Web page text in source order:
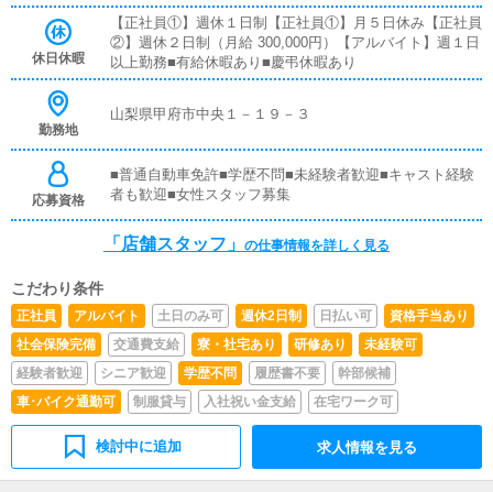
アルや、先輩スタッフに付いて業務内容を見ながら徐々に
覚えていただきますので、未経験の方でも安心して働けま
す。■企画の立案店舗イベントや店舗運営など様々な企画
を提案していただきます。【新規のお客様の増加】【お客
など、売上UPに繋がる施策の提案を行っていただきま
の方が稼げるようにインターネットを使ったPR（写メ日
記）などの使い方などのアドバイスを行っていただきま
す。■PC更新業務ヘブンネットなど、ポータルサイト等の
はボタンを押すだけや、ブログの更新時に簡単に文字が入
お過ごしいただくため、店内の清掃や備品の管理・補充を
行っていただきます。
休日休暇
【正社員①】週休１日制【正社員①】月５日休み【正社員
②】週休２日制（月給 300,000円）【アルバイト】週１日
以上勤務■有給休暇あり■慶弔休暇あり
勤務地
山梨県甲府市中央１－１９－３
応募資格
■普通自動車免許■学歴不問■未経験者歓迎■キャスト経験
者も歓迎■女性スタッフ募集
「店舗スタッフ」 の仕事情報を詳しく見る
こだわり条件
正社員 アルバイト 土日のみ可 週休2日制 日払い可
資格手当あり
社会保険完備
交通費支給 寮・社宅あり 研修あり
未経験可
経験者歓迎
シニア歓迎 学歴不問 履歴書不要
幹部候補
車･バイク通勤可
制服貸与 入社祝い金支給 在宅ワーク可
検討中に追加 求人情報を見る